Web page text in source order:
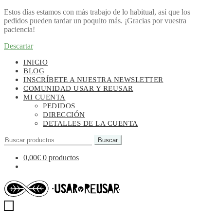
Estos días estamos con más trabajo de lo habitual, así que los
pedidos pueden tardar un poquito más. ¡Gracias por vuestra
paciencia!
Descartar
navegación
contenido
INICIO
BLOG
INSCRÍBETE A NUESTRA NEWSLETTER
COMUNIDAD USAR Y REUSAR
MI CUENTA
PEDIDOS
DIRECCIÓN
DETALLES DE LA CUENTA
Buscar
por:
Buscar
0,00€ 0 productos